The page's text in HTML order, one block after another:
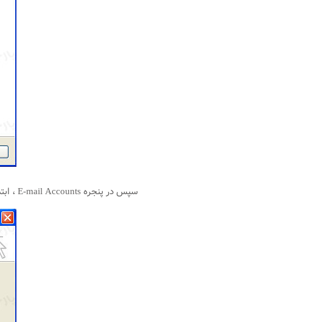
سپس در پنجره E-mail Accounts ، ابتدا Account موردنظر را انتخاب و سپس روی Change کلیک کنید.